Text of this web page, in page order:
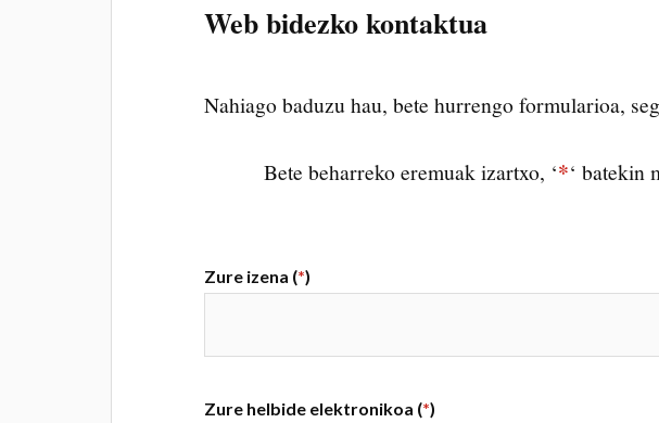
Web bidezko kontaktua
Nahiago baduzu hau, bete hurrengo formularioa,
Bete beharreko eremuak izartxo, ‘*‘ batekin
Zure izena (*)
Zure helbide elektronikoa (*)